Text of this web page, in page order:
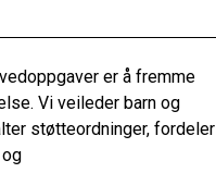
er å fremme
Vi veileder barn og
støtteordninger, fordeler